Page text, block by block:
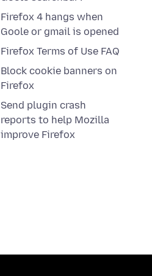
Firefox 4 hangs when
Goole or gmail is opened
Firefox Terms of Use FAQ
Block cookie banners on
Firefox
Send plugin crash
reports to help Mozilla
improve Firefox